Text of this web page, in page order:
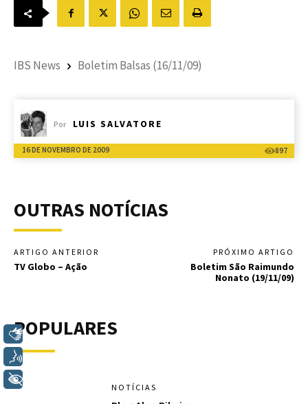
IBS News Boletim Balsas (16/11/09)
Por LUIS SALVATORE
16 DE NOVEMBRO DE 2009 897
OUTRAS NOTÍCIAS
ARTIGO ANTERIOR
TV Globo – Ação
PRÓXIMO ARTIGO
Boletim São Raimundo
Nonato (19/11/09)
POPULARES
NOTÍCIAS
Libras
Voz